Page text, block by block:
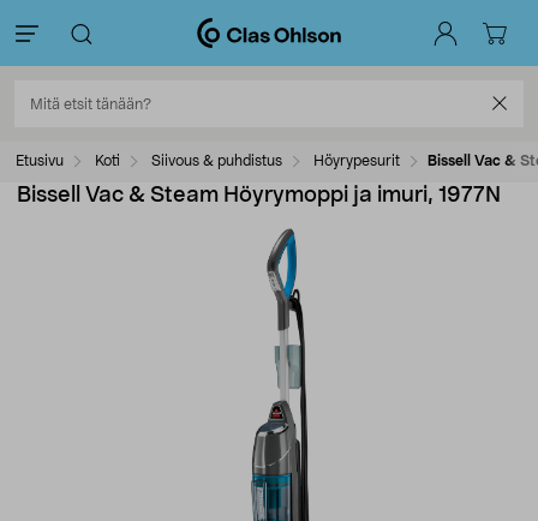
Etusivu Koti Siivous & puhdistus Höyrypesurit Bissell Vac &
Bissell Vac & Steam Höyrymoppi ja imuri, 1977N